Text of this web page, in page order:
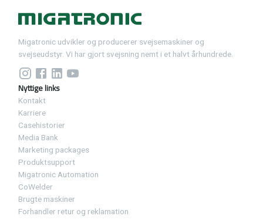
Migatronic udvikler og producerer svejsemaskiner og
svejseudstyr. Vi har gjort svejsning nemt i et halvt århundrede.
Nyttige links
Kontakt
Karriere
Casehistorier
Media Bank
Marketing packages
Produktsupport
Migatronic Automation
CoWelder
Brugte maskiner
Forhandler retur og reklamation